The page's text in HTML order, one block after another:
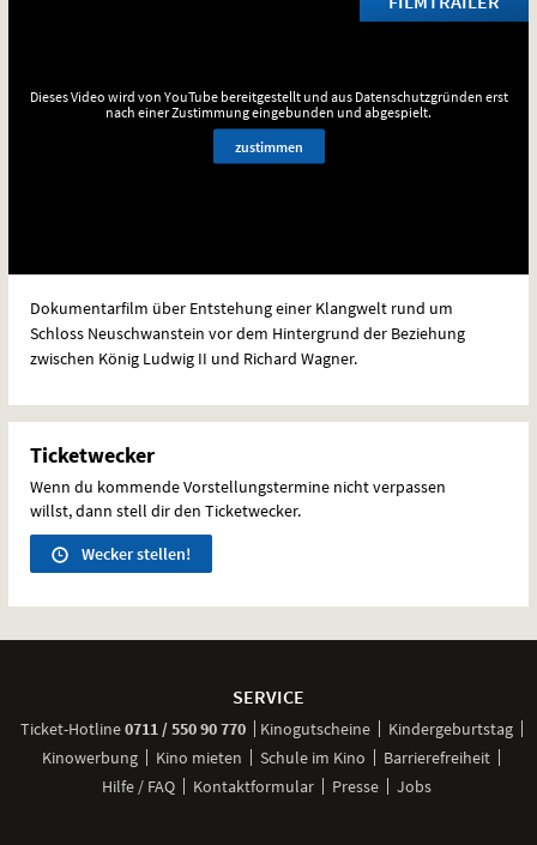
Dieses Video wird von YouTube bereitgestellt und aus Datenschutzgründen erst
nach einer Zustimmung eingebunden und abgespielt.
zustimmen
Dokumentarfilm über Entstehung einer Klangwelt rund um
Schloss Neuschwanstein vor dem Hintergrund der Beziehung
zwischen König Ludwig II und Richard Wagner.
Ticketwecker
Wenn du kommende Vorstellungstermine nicht verpassen
willst, dann stell dir den Ticketwecker.
Wecker stellen!
SERVICE
Ticket-Hotline0711 / 550 90 770anrufen
Kinogutscheine
Kindergeburtstag
Kinowerbung
Kino mieten Schule im Kino
Barrierefreiheit
Hilfe / FAQ
Kontaktformular Presse Jobs